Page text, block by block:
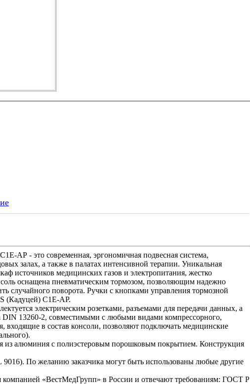
AP - это современная, эргономичная подвесная система,
залах, а также в палатах интенсивной терапии. Уникальная
источников медицинских газов и электропитания, жестко
оснащена пневматическим тормозом, позволяющим надежно
случайного поворота. Ручки с кнопками управления тормозной
(Кадуцей) C1E-AP.
электрическим розетками, разъемами для передачи данных, а
DIN 13260-2, совместимыми с любыми видами компрессорного,
входящие в состав консоли, позволяют подключать медицинские
из алюминия с полиэстеровым порошковым покрытием. Конструкция
По желанию заказчика могут быть использованы любые другие
«ВестМедГрупп» в России и отвечают требованиям: ГОСТ Р